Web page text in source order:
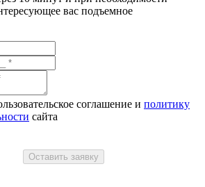
вас подъемное
соглашение и политику
сайта
Оставить заявку